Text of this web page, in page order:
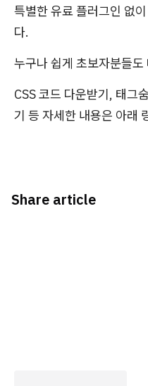
특별한 유료 플러그인 없
다.
누구나 쉽게 초보자분들
CSS 코드 다운받기, 태그
기 등 자세한 내용은 아래
Share article